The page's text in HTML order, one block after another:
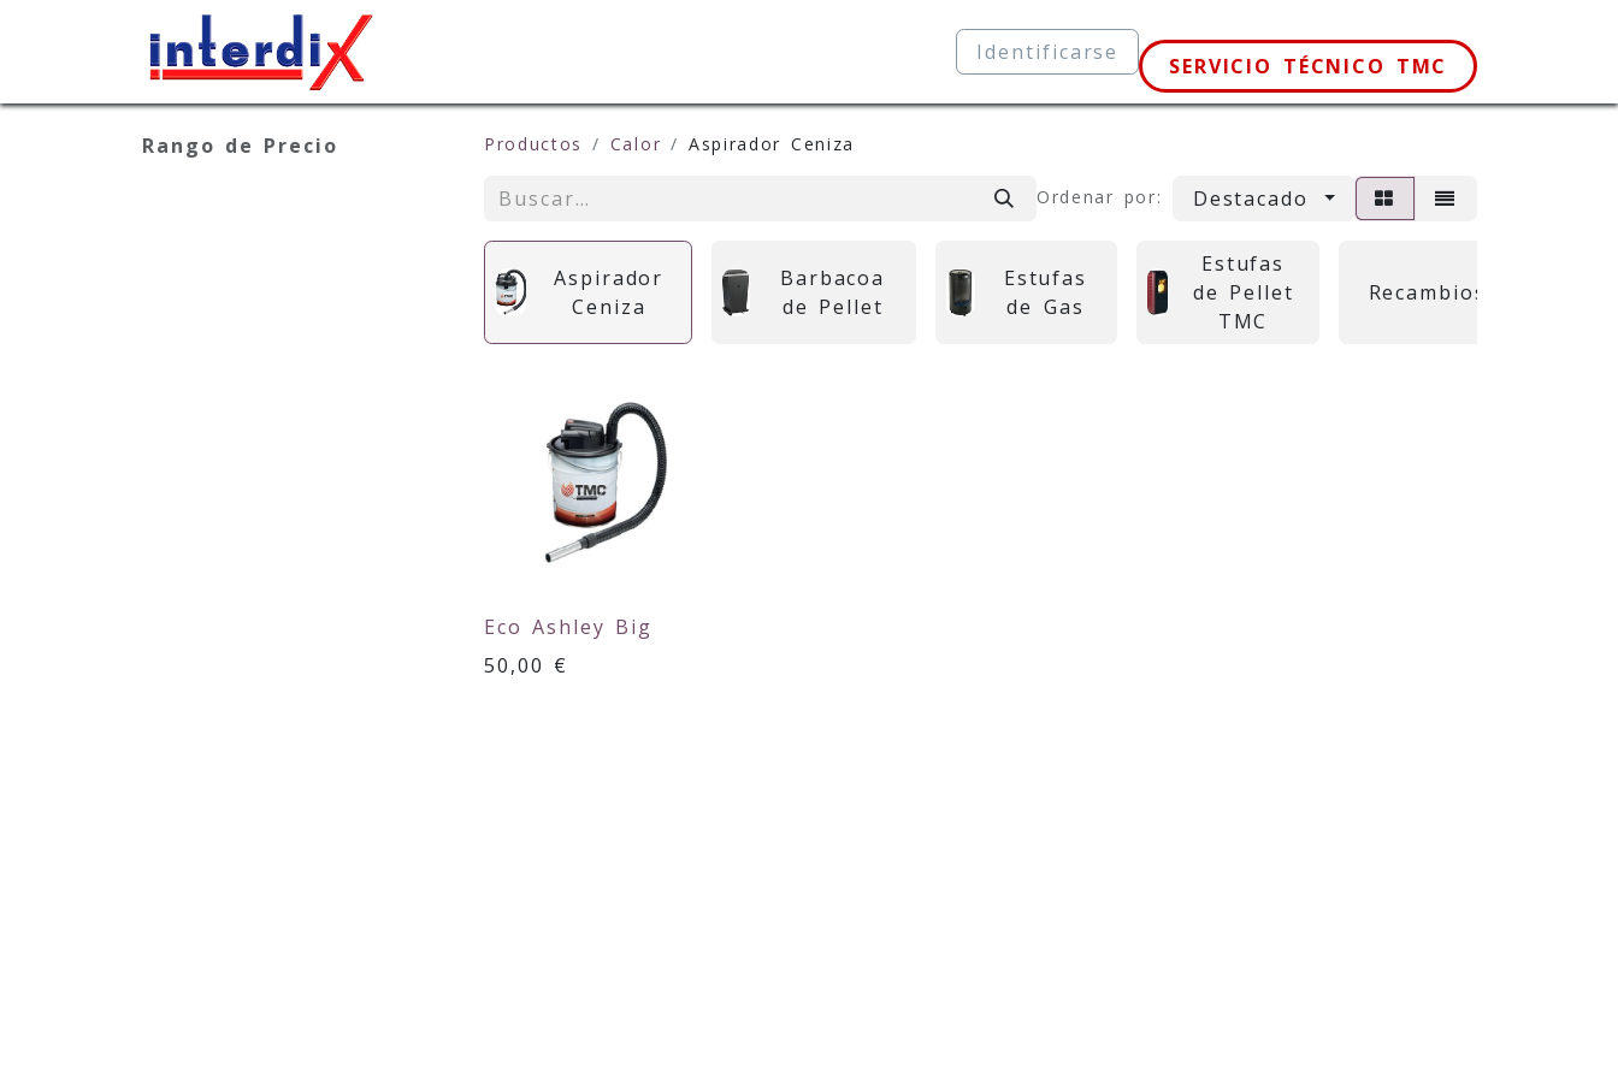
Identificarse
SERVICIO TÉCNICO TMC
Rango de Precio Productos Calor Aspirador Ceniza
Ordenar por: Destacado
Aspirador
Ceniza
Barbacoa
de Pellet
Estufas
de Gas
Estufas
de Pellet
TMC
Recambios
Eco Ashley Big
50,00 €